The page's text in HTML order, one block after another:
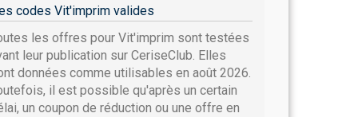
codes Vit'imprim valides
les offres pour Vit'imprim sont testées
leur publication sur CeriseClub. Elles
données comme utilisables en août 2026.
il est possible qu'après un certain
un coupon de réduction ou une offre en